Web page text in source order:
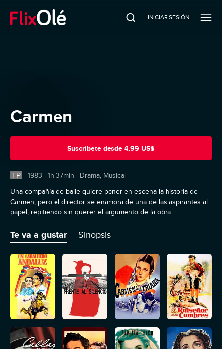
INICIAR SESIÓN
Carmen
Suscríbete desde 4,99 US$
TP | 1983 | 1h 37min | Drama, Musical
Una compañía de baile quiere poner en escena la historia de
Carmen, pero el director se enamora de una de las aspirantes al
papel, repitiendo sin querer el argumento de la obra.
Te va a gustar Sinopsis